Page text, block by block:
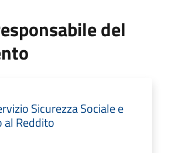
del
Sicurezza Sociale e
al Reddito